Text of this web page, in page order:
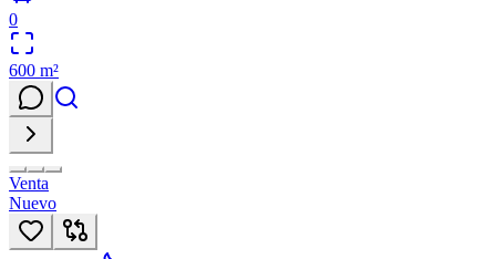
0
600 m²
Venta
Nuevo